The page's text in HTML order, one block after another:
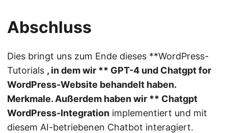
Abschluss
Dies bringt uns zum Ende dieses **WordPress-
Tutorials , in dem wir ** GPT-4 und Chatgpt for
WordPress-Website behandelt haben.
Merkmale. Außerdem haben wir ** Chatgpt
WordPress-Integration implementiert und mit
diesem AI-betriebenen Chatbot interagiert.